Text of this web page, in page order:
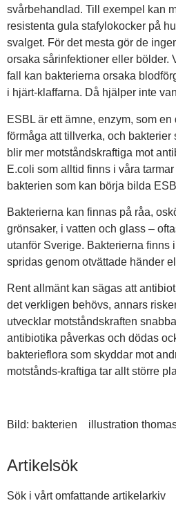
svårbehandlad. Till exempel kan
resistenta gula stafylokocker på
svalget. För det mesta gör de
orsaka sårinfektioner eller bölder.
fall kan bakterierna orsaka
i hjärt-klaffarna. Då hjälper inte
ESBL är ett ämne, enzym, som
förmåga att tillverka, och bakterier
blir mer motståndskraftiga mot
E.coli som alltid finns i våra
bakterien som kan börja bilda
Bakterierna kan finnas på råa,
grönsaker, i vatten och glass –
utanför Sverige. Bakterierna finns
spridas genom otvättade händer
Rent allmänt kan sägas att
det verkligen behövs, annars
utvecklar motståndskraften
antibiotika påverkas och dödas
bakterieflora som skyddar mot
motstånds-kraftiga tar allt större
Bild: bakterien illustration
Artikelsök
Sök i vårt omfattande artikelarkiv